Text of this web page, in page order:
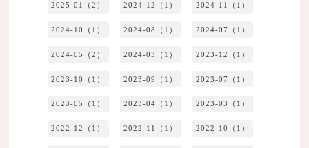
2025-01（2） 2024-12（1） 2024-11（1）
2024-10（1） 2024-08（1） 2024-07（1）
2024-05（2） 2024-03（1） 2023-12（1）
2023-10（1） 2023-09（1） 2023-07（1）
2023-05（1） 2023-04（1） 2023-03（1）
2022-12（1） 2022-11（1） 2022-10（1）